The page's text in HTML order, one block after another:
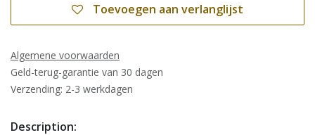
Toevoegen aan verlanglijst
Algemene voorwaarden
Geld-terug-garantie van 30 dagen
Verzending: 2-3 werkdagen
Description: